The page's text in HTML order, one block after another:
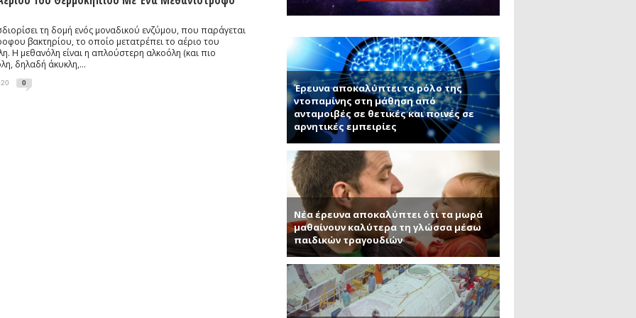
κ. Παντελή Μπάμπουλη για τα ενδιαφέροντα τεχνητά υλικά, γερμανένιο και πυριτένιο (Μέρος
με τον Ερωτόκριτο Κατσαβουνίδη, διευθυντή έρευνας στο ΜΙΤ)
(Συνέντευξη με τον Χρήστο Τσάγκα, Αναπληρωτή Καθηγητή του ΑΠΘ)
τη δομή ενός μοναδικού ενζύμου, που παράγεται
βακτηρίου, το οποίο μετατρέπει το αέριο του
Η μεθανόλη είναι η απλούστερη αλκοόλη (και πιο
δηλαδή άκυκλη,...
0
Έρευνα αποκαλύπτει το ρόλο της
ντοπαμίνης στη μάθηση από
ανταμοιβές σε θετικές και ποινές σε
αρνητικές εμπειρίες
Νέα έρευνα αποκαλύπτει ότι τα μωρά
μαθαίνουν καλύτερα τη γλώσσα μέσω
παιδικών τραγουδιών